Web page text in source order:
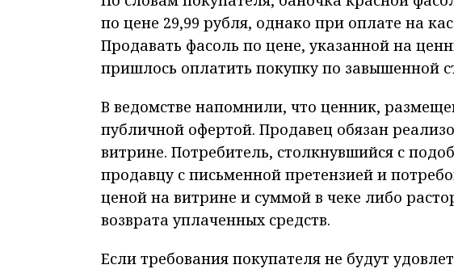
по цене 29,99 рубля, однако при оплате на
Продавать фасоль по цене, указанной на
пришлось оплатить покупку по завышенной
В ведомстве напомнили, что ценник,
публичной офертой. Продавец обязан
витрине. Потребитель, столкнувшийся с
продавцу с письменной претензией и
ценой на витрине и суммой в чеке либо
возврата уплаченных средств.
Если требования покупателя не будут